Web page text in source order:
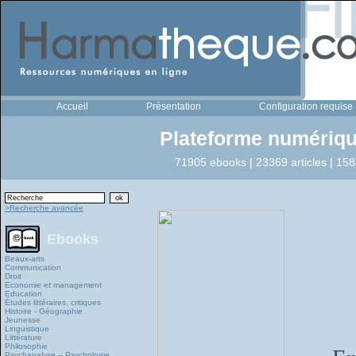
Accueil Présentation Configuration requise
Plateforme
71905 ebooks | 23369 articles |
>Recherche avancée
Ebooks
Beaux-arts
Communication
Droit
Economie et management
Education
Études littéraires, critiques
Histoire - Géographie
Jeunesse
Linguistique
Littérature
Philosophie